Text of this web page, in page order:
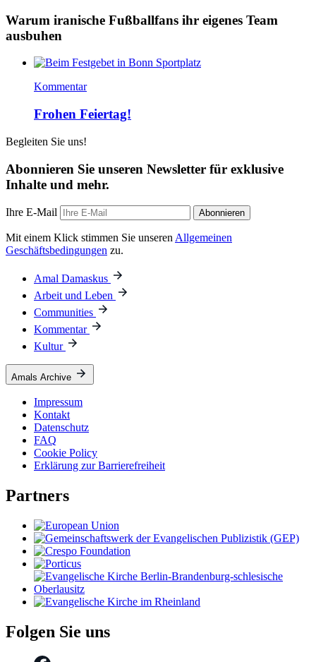
Warum iranische Fußballfans ihr eigenes Team
ausbuhen
Kommentar
Frohen Feiertag!
Begleiten Sie uns!
Abonnieren Sie unseren Newsletter für exklusive
Inhalte und mehr.
Ihre E-Mail Abonnieren
Mit einem Klick stimmen Sie unseren Allgemeinen
Geschäftsbedingungen zu.
Amal Damaskus
Arbeit und Leben
Communities
Kommentar
Kultur
Amals Archive
Impressum
Kontakt
Datenschutz
FAQ
Cookie Policy
Erklärung zur Barrierefreiheit
Partners
Folgen Sie uns